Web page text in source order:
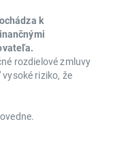
k
rozdielové zmluvy
riziko, že